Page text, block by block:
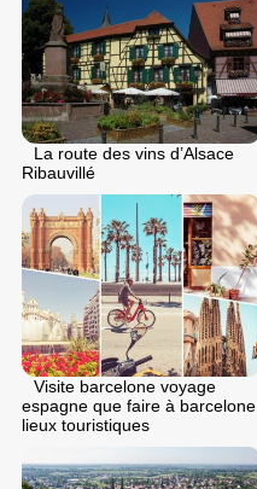
La route des vins d’Alsace
Ribauvillé
Visite barcelone voyage
espagne que faire à barcelone
lieux touristiques